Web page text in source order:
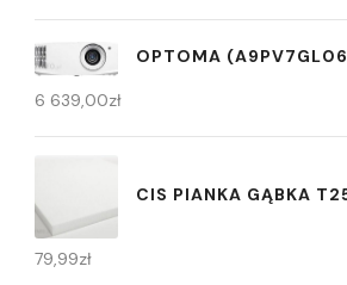
OPTOMA
6 639,00zł
CIS PIANKA GĄBKA
79,99zł